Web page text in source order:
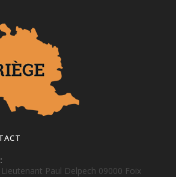
Paul Delpech 09000 Foix